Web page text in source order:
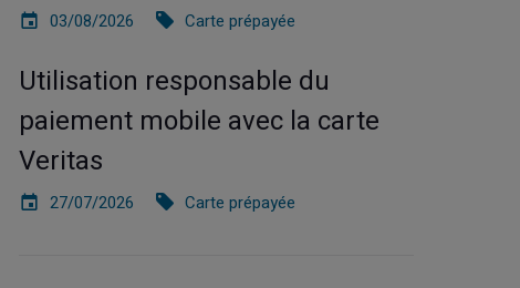
03/08/2026 Carte prépayée
Utilisation responsable du
paiement mobile avec la carte
Veritas
27/07/2026 Carte prépayée